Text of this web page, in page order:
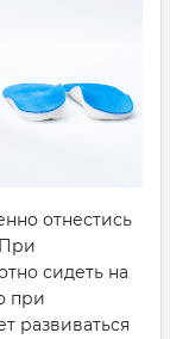
отнестись
сидеть на
при
развиваться